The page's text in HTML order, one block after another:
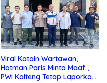
Viral Katain Wartawan,
Hotman Paris Minta Maaf ,
PWI Kalteng Tetap Laporkan